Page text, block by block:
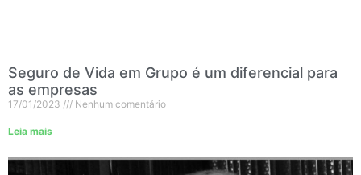
Seguro de Vida em Grupo é um diferencial para
as empresas
17/01/2023 Nenhum comentário
Leia mais